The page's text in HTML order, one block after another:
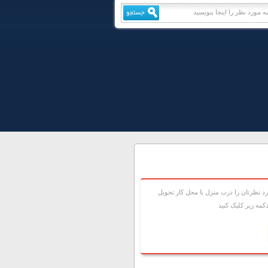
نظرتان را درب منزل يا محل کار تحويل
زير کليک کنيد